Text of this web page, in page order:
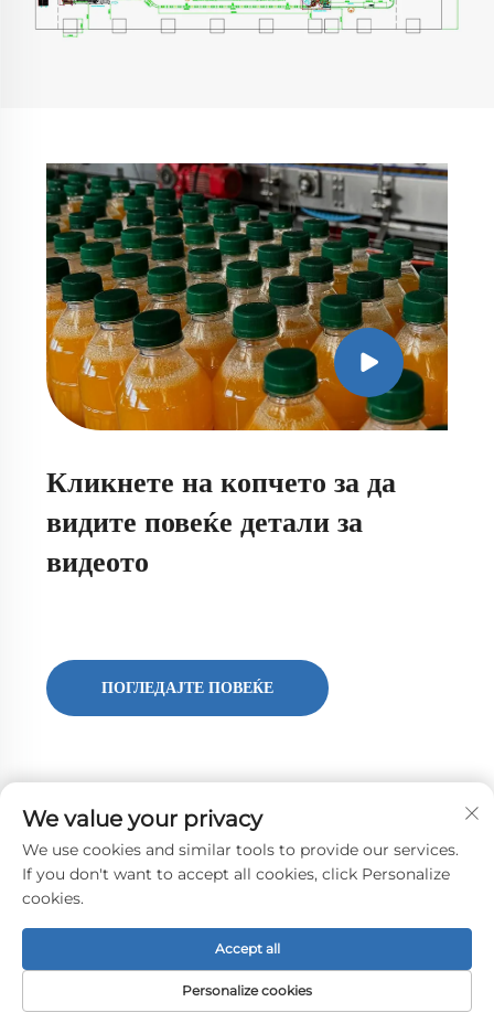
Кликнете на копчето за да
видите повеќе детали за
видеото
ПОГЛЕДАЈТЕ ПОВЕЌЕ
We value your privacy
We use cookies and similar tools to provide our services.
If you don't want to accept all cookies, click Personalize
cookies.
Personalize cookies
Accept all